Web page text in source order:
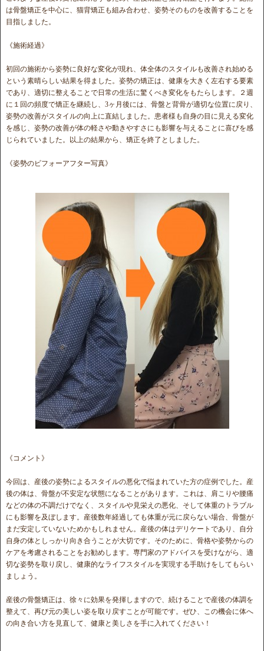
は骨盤矯正を中心に、猫背矯正も組み合わせ、姿勢そのものを改善することを
目指しました。
《施術経過》
初回の施術から姿勢に良好な変化が現れ、体全体のスタイルも改善され始める
という素晴らしい結果を得ました。姿勢の矯正は、健康を大きく左右する要素
であり、適切に整えることで日常の生活に驚くべき変化をもたらします。２週
に１回の頻度で矯正を継続し、3ヶ月後には、骨盤と背骨が適切な位置に戻り、
姿勢の改善がスタイルの向上に直結しました。患者様も自身の目に見える変化
を感じ、姿勢の改善が体の軽さや動きやすさにも影響を与えることに喜びを感
じられていました。以上の結果から、矯正を終了としました。
《姿勢のビフォーアフター写真》
《コメント》
今回は、産後の姿勢によるスタイルの悪化で悩まれていた方の症例でした。産
後の体は、骨盤が不安定な状態になることがあります。これは、肩こりや腰痛
などの体の不調だけでなく、スタイルや見栄えの悪化、そして体重のトラブル
にも影響を及ぼします。産後数年経過しても体重が元に戻らない場合、骨盤が
まだ安定していないためかもしれません。産後の体はデリケートであり、自分
自身の体としっかり向き合うことが大切です。そのために、骨格や姿勢からの
ケアを考慮されることをお勧めします。専門家のアドバイスを受けながら、適
切な姿勢を取り戻し、健康的なライフスタイルを実現する手助けをしてもらい
ましょう。
産後の骨盤矯正は、徐々に効果を発揮しますので、続けることで産後の体調を
整えて、再び元の美しい姿を取り戻すことが可能です。ぜひ、この機会に体へ
の向き合い方を見直して、健康と美しさを手に入れてください！